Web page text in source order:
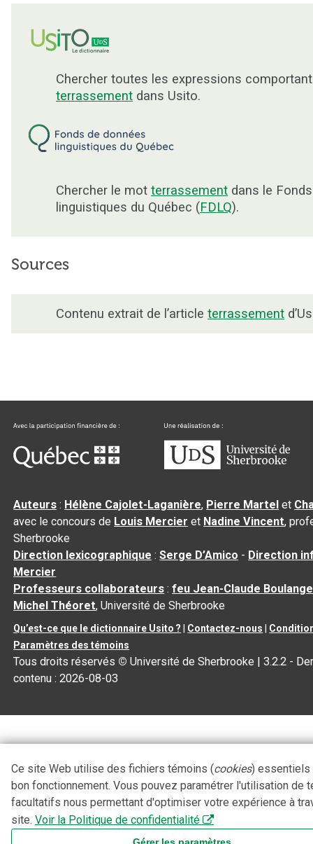
Chercher toutes les expressions
terrassement dans Usito.
Chercher le mot terrassement dans le
linguistiques du Québec (FDLQ).
Sources
Contenu extrait de l’article terrassement
Auteurs : Hélène Cajolet-Laganière, Pierre Martel et
avec le concours de Louis Mercier et Nadine Vincent,
Sherbrooke
Direction lexicographique :Serge D’Amico - Direction
Mercier
Professeurs collaborateurs :feu Jean-Claude
Michel Théoret, Université de Sherbrooke
Qu’est-ce que le dictionnaire Usito ? Contactez-nous
Paramètres des témoins
Tous droits réservés © Université de Sherbrooke |3.2.2 -
contenu :2026-08-03
Ce site Web utilise des fichiers témoins (cookies) essentiels
bon fonctionnement. Vous pouvez paramétrer l'utilisation de
facultatifs nous permettant d'optimiser votre expérience à
site. Voir la Politique de confidentialité